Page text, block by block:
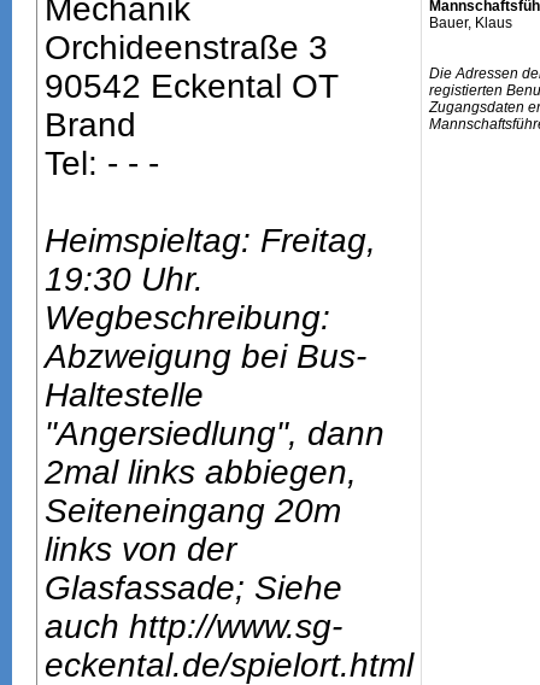
Mechanik
Orchideenstraße 3
90542 Eckental OT
Brand
Tel: - - -
Heimspieltag: Freitag,
19:30 Uhr.
Wegbeschreibung:
Abzweigung bei Bus-
Haltestelle
"Angersiedlung", dann
2mal links abbiegen,
Seiteneingang 20m
links von der
Glasfassade; Siehe
auch http://www.sg-
eckental.de/spielort.html
Bauer, Klaus
Die Adressen
registierten
Zugangsdaten